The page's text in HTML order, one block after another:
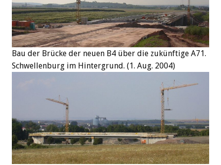
Bau der Brücke der neuen B4 über die zukünftige A71.
Schwellenburg im Hintergrund. (1. Aug. 2004)